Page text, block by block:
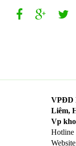
VPĐD
Liêm,
Vp
Hotline